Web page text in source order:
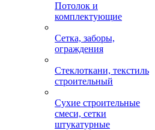
Потолок и
комплектующие
Сетка, заборы,
ограждения
Стеклоткани, текстиль
строительный
Сухие строительные
смеси, сетки
штукатурные